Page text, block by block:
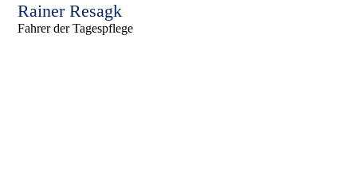
Rainer Resagk
Fahrer der Tagespflege